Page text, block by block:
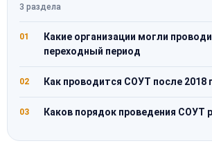
3 раздела
01
Какие организации могли
переходный период
02 Как проводится СОУТ после 2018
03 Каков порядок проведения СОУТ